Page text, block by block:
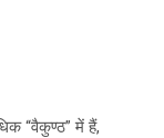
“वैकुण्ठ” में हैं,